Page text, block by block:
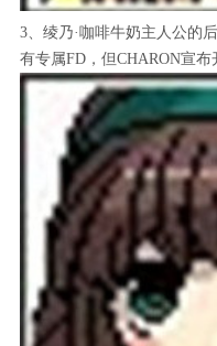
3、绫乃·咖啡牛奶主人公的
有专属FD，但CHARON宣